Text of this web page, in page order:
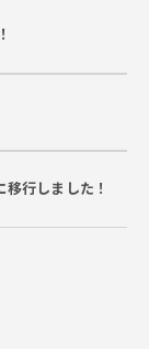
行しました！